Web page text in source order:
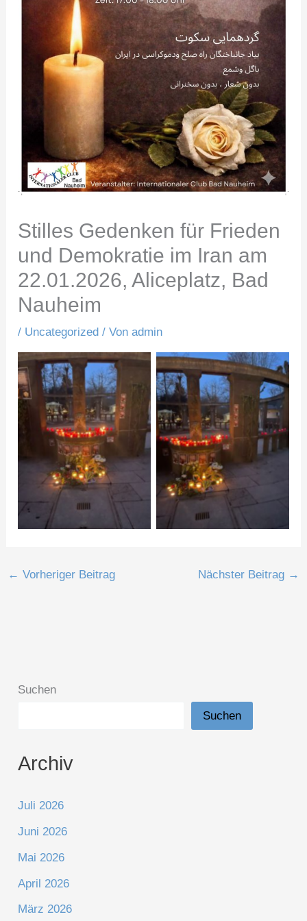
Stilles Gedenken für Frieden
und Demokratie im Iran am
22.01.2026, Aliceplatz, Bad
Nauheim
/ Uncategorized / Vonadmin
No Caption No Caption
← Vorheriger Beitrag Nächster Beitrag →
Suchen
Suchen
Archiv
Juli 2026
Juni 2026
Mai 2026
April 2026
März 2026